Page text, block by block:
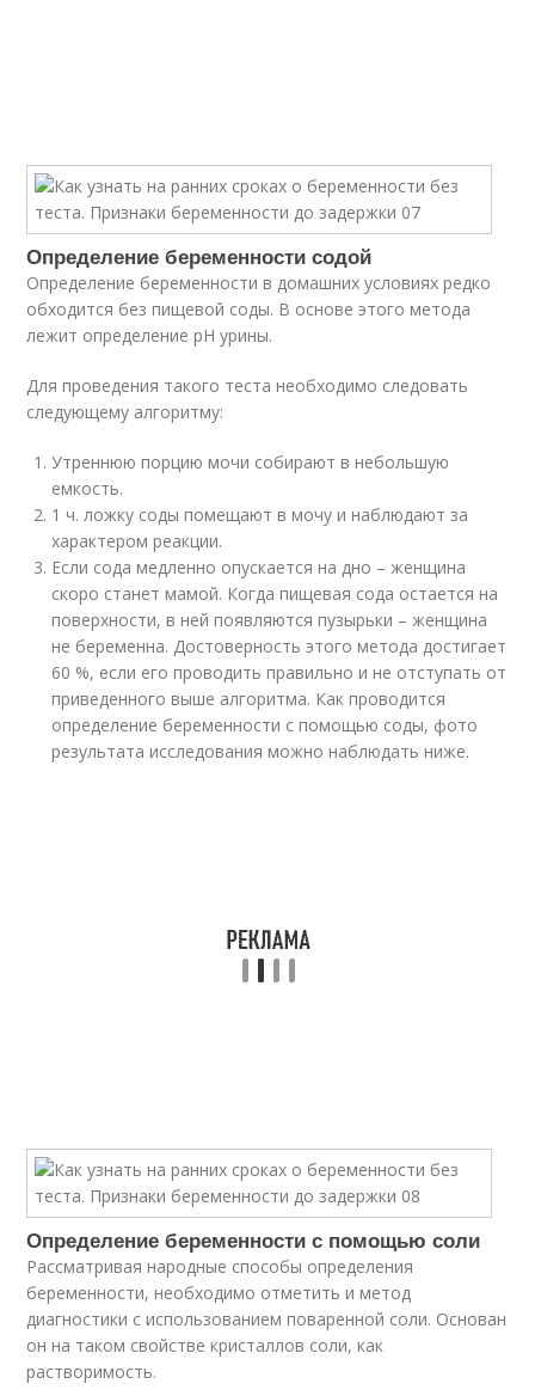
Определение беременности содой
Определение беременности в домашних условиях редко
обходится без пищевой соды. В основе этого метода
лежит определение рН урины.
Для проведения такого теста необходимо следовать
следующему алгоритму:
Утреннюю порцию мочи собирают в небольшую
емкость.
1 ч. ложку соды помещают в мочу и наблюдают за
характером реакции.
Если сода медленно опускается на дно – женщина
скоро станет мамой. Когда пищевая сода остается на
поверхности, в ней появляются пузырьки – женщина
не беременна. Достоверность этого метода достигает
60 %, если его проводить правильно и не отступать от
приведенного выше алгоритма. Как проводится
определение беременности с помощью соды, фото
результата исследования можно наблюдать ниже.
Определение беременности с помощью соли
Рассматривая народные способы определения
беременности, необходимо отметить и метод
диагностики с использованием поваренной соли. Основан
он на таком свойстве кристаллов соли, как
растворимость.